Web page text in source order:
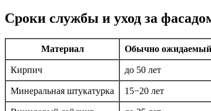
Сроки службы и уход за
Материал Обычно
Кирпич до 50 лет
Минеральная штукатурка 15−20 лет